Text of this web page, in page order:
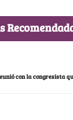
con la congresista